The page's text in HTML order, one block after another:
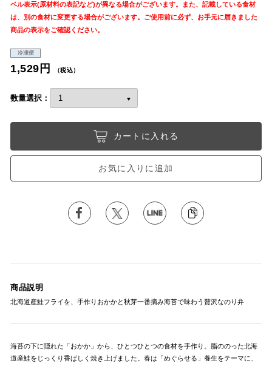
ベル表示(原材料の表記など)が異なる場合がございます。また、記載している食材
は、別の食材に変更する場合がございます。ご使用前に必ず、お手元に届きました
商品の表示をご確認ください。
冷凍便
1,529円 （税込）
数量選択：
カートに入れる
お気に入りに追加
商品説明
北海道産鮭フライを、手作りおかかと秋芽一番摘み海苔で味わう贅沢なのり弁
海苔の下に隠れた「おかか」から、ひとつひとつの食材を手作り。脂ののった北海
道産鮭をじっくり香ばしく焼き上げました。春は「めぐらせる」養生をテーマに、